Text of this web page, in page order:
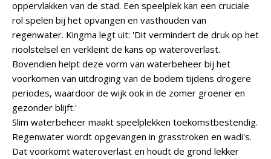
oppervlakken van de stad. Een speelplek kan een cruciale
rol spelen bij het opvangen en vasthouden van
regenwater. Kingma legt uit: 'Dit vermindert de druk op het
rioolstelsel en verkleint de kans op wateroverlast.
Bovendien helpt deze vorm van waterbeheer bij het
voorkomen van uitdroging van de bodem tijdens drogere
periodes, waardoor de wijk ook in de zomer groener en
gezonder blijft.'
Slim waterbeheer maakt speelplekken toekomstbestendig.
Regenwater wordt opgevangen in grasstroken en wadi's.
Dat voorkomt wateroverlast en houdt de grond lekker